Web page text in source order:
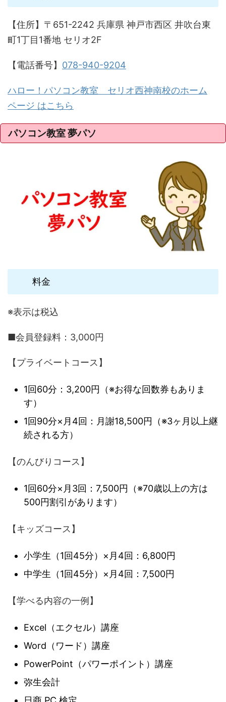
【住所】〒651-2242 兵庫県 神戸市西区 井吹台東
町1丁目1番地 セリオ2F
【電話番号】 078-940-9204
ハロー！パソコン教室 セリオ西神南校のホーム
ページ はこちら
パソコン教室 夢パソ
料金
※表示は税込
■会員登録料：3,000円
【プライベートコース】
1回60分：3,200円（※お得な回数券もありま
す）
1回90分×月4回：月謝18,500円（※3ヶ月以上継
続される方）
【のんびりコース】
1回60分×月3回：7,500円（※70歳以上の方は
500円割引があります）
【キッズコース】
小学生（1回45分）×月4回：6,800円
中学生（1回45分）×月4回：7,500円
【学べる内容の一例】
Excel（エクセル）講座
Word（ワード）講座
PowerPoint（パワーポイント）講座
弥生会計